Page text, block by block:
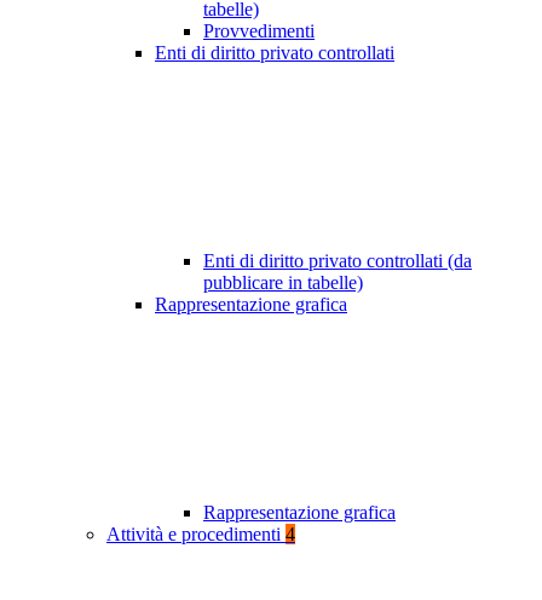
tabelle)
Provvedimenti
Enti di diritto privato controllati
Enti di diritto privato controllati (da
pubblicare in tabelle)
Rappresentazione grafica
Rappresentazione grafica
Attività e procedimenti 4